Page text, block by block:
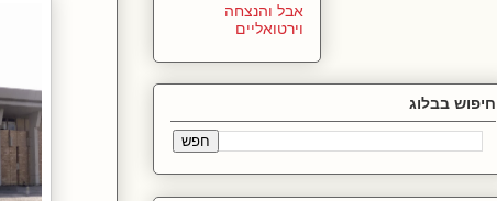
אבל והנצחה
וירטואליים
חיפוש בבלוג